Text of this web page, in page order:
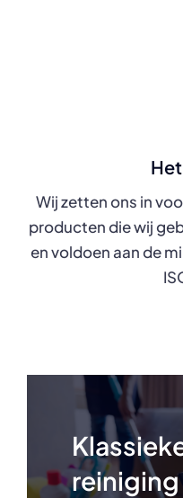
Wij zetten ons in
producten die wij
en voldoen aan de
reiniging